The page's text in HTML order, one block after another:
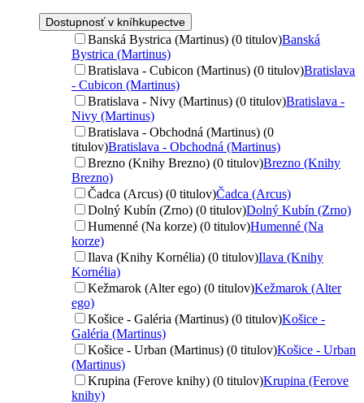
Dostupnosť v kníhkupectve
Banská Bystrica (Martinus) (0 titulov)Banská
Bystrica (Martinus)
Bratislava - Cubicon (Martinus) (0 titulov)Bratislava
- Cubicon (Martinus)
Bratislava - Nivy (Martinus) (0 titulov)Bratislava -
Nivy (Martinus)
Bratislava - Obchodná (Martinus) (0
titulov)Bratislava - Obchodná (Martinus)
Brezno (Knihy Brezno) (0 titulov)Brezno (Knihy
Brezno)
Čadca (Arcus) (0 titulov)Čadca (Arcus)
Dolný Kubín (Zrno) (0 titulov)Dolný Kubín (Zrno)
Humenné (Na korze) (0 titulov)Humenné (Na
korze)
Ilava (Knihy Kornélia) (0 titulov)Ilava (Knihy
Kornélia)
Kežmarok (Alter ego) (0 titulov)Kežmarok (Alter
ego)
Košice - Galéria (Martinus) (0 titulov)Košice -
Galéria (Martinus)
Košice - Urban (Martinus) (0 titulov)Košice - Urban
(Martinus)
Krupina (Ferove knihy) (0 titulov)Krupina (Ferove
knihy)